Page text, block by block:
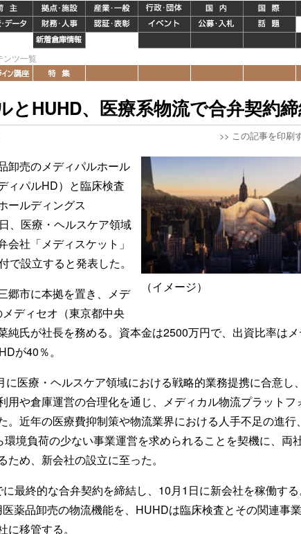
ンツ一覧
とHUHD、医療系物流で合弁契約
>> この記事を印刷
（イメージ）
卸売のメディパルホール
ィパルHD）と臨床検査
ールディングス
、医療・ヘルスケア領域
会社「メディスケット」
で設立すると発表した。
郷市に本拠を置き、メデ
ディセオ（東京都中央
純氏が社長を務める。資本金は2500万円で、出資比率は
が40％。
に医療・ヘルスケア領域における戦略的業務提携に合意し
用や倉庫運営の合理化を通じ、メディカル物流プラットフ
。近年の医療費抑制策や物流業界における人手不足の進行
境負荷の少ない事業運営を求められることを契機に、両
ため、新会社の設立に至った。
最終的な合弁契約を締結し、10月1日に新会社を稼働する
薬品卸売の物流機能を、HUHDは臨床検査とその関連事
移管する。